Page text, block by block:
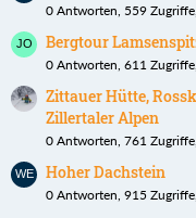
0 Antworten, 559
Bergtour
0 Antworten, 611
Zittauer Hütte,
Zillertaler Alpen
0 Antworten, 761
Hoher Dachstein
0 Antworten, 915